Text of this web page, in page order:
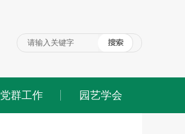
党群工作 园艺学会